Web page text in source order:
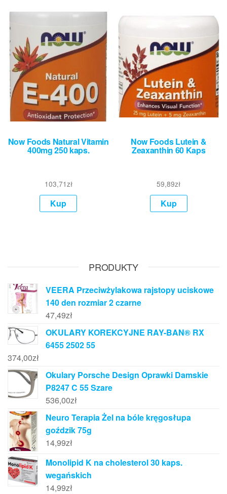
Now Foods Natural Vitamin
400mg 250 kaps.
103,71zł
Kup
Now Foods Lutein &
Zeaxanthin 60 Kaps
59,89zł
Kup
PRODUKTY
VEERA Przeciwżylakowa rajstopy uciskowe
140 den rozmiar 2 czarne
47,49zł
OKULARY KOREKCYJNE RAY-BAN® RX
6455 2502 55
374,00zł
Okulary Porsche Design Oprawki Damskie
P8247 C 55 Szare
536,00zł
Neuro Terapia Żel na bóle kręgosłupa
goździk 75g
14,99zł
Monolipid K na cholesterol 30 kaps.
wegańskich
14,99zł